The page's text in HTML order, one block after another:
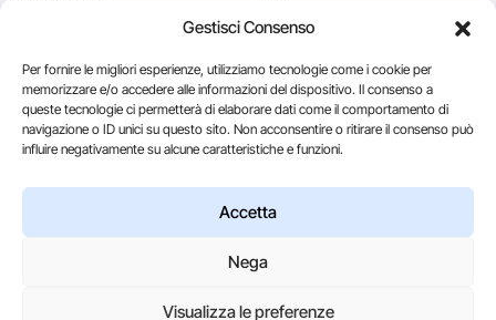
Gestisci Consenso
Per fornire le migliori esperienze, utilizziamo tecnologie come i cookie per
memorizzare e/o accedere alle informazioni del dispositivo. Il consenso a
queste tecnologie ci permetterà di elaborare dati come il comportamento di
navigazione o ID unici su questo sito. Non acconsentire o ritirare il consenso può
influire negativamente su alcune caratteristiche e funzioni.
Accetta
Nega
Visualizza le preferenze
Puestos vacantes
Caglificio Clerici
Ingredients
by Sacco System
Via Manzoni, 29/A 22071 Cadorago (Co) - P.IVA 01543570137